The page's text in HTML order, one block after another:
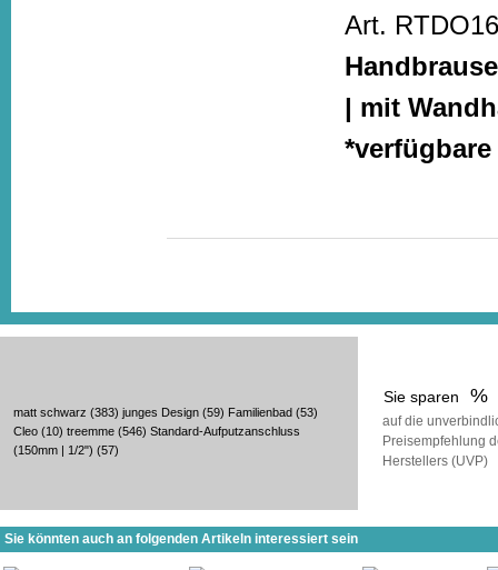
Art.
| mit
*verfügbare
Sie sparen %
auf die
Preisempfehlung
Herstellers (UVP)
matt schwarz (383) junges Design (59) Familienbad (53)
Cleo (10) treemme (546) Standard-Aufputzanschluss
(150mm | 1/2") (57)
Sie könnten auch an folgenden Artikeln interessiert sein